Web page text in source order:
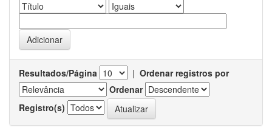
Resultados/Página | Ordenar registros por
Ordenar
Registro(s)